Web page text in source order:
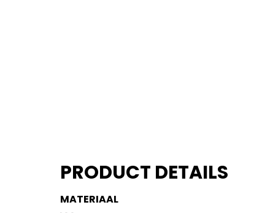
PRODUCT DETAILS
MATERIAAL